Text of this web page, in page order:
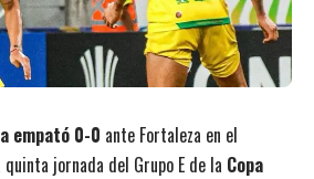
empató 0-0 ante Fortaleza en el
jornada del Grupo E de la Copa